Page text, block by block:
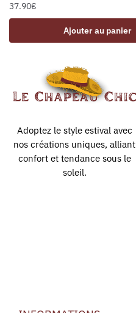
37.90€
Ajouter au panier
Adoptez le style estival avec
nos créations uniques, alliant
confort et tendance sous le
soleil.